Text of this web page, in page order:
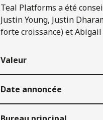
Teal Platforms a été
Justin Young, Justin
forte croissance) et
Valeur
Date annoncée